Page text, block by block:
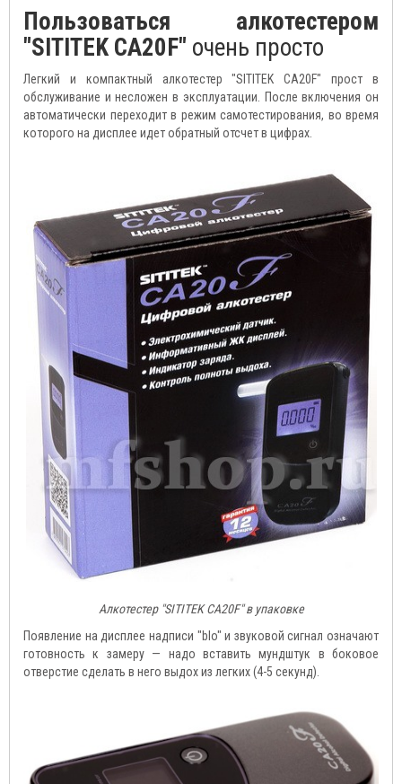
Пользоваться алкотестером
"SITITEK CA20F" очень просто
Легкий и компактный алкотестер "SITITEK CA20F" прост в
обслуживание и несложен в эксплуатации. После включения он
автоматически переходит в режим самотестирования, во время
которого на дисплее идет обратный отсчет в цифрах.
Алкотестер "SITITEK CA20F" в упаковке
Появление на дисплее надписи "blo" и звуковой сигнал означают
готовность к замеру — надо вставить мундштук в боковое
отверстие сделать в него выдох из легких (4-5 секунд).